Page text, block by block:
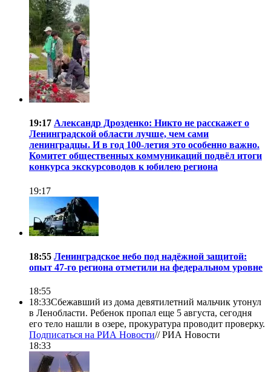
19:17 Александр Дрозденко: Никто не расскажет о
Ленинградской области лучше, чем сами
ленинградцы. И в год 100-летия это особенно важно.
Комитет общественных коммуникаций подвёл итоги
конкурса экскурсоводов к юбилею региона
19:17
18:55 Ленинградское небо под надёжной защитой:
опыт 47-го региона отметили на федеральном уровне
18:55
18:33Сбежавший из дома девятилетний мальчик утонул
в Ленобласти. Ребенок пропал еще 5 августа, сегодня
его тело нашли в озере, прокуратура проводит проверку.
Подписаться на РИА Новости//РИА Новости
18:33